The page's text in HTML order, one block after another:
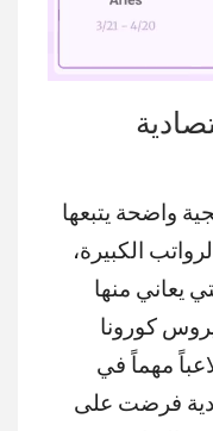
واضحة يتبعها
الكبيرة،
يعاني منها
كورونا
مهماً في
فرضت على